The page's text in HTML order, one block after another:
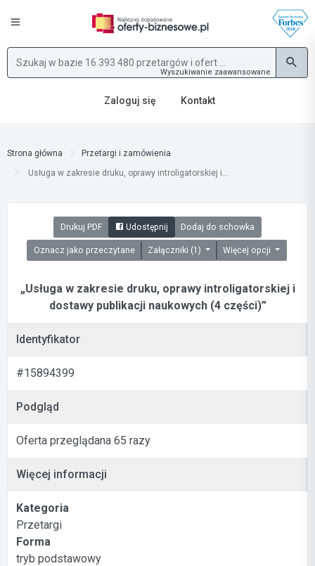
Wyszukiwanie zaawansowane
Zaloguj się Kontakt
Strona główna
Przetargi i zamówienia
Usługa w zakresie druku, oprawy introligatorskiej i...
Drukuj PDF Udostępnij Dodaj do schowka
Oznacz jako przeczytane Załączniki (1) Więcej opcji
„Usługa w zakresie druku, oprawy introligatorskiej i
dostawy publikacji naukowych (4 części)”
Identyfikator
#15894399
Podgląd
Oferta przeglądana 65 razy
Więcej informacji
Kategoria
Przetargi
Forma
tryb podstawowy